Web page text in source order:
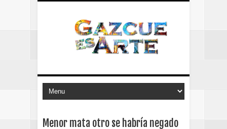
Menor mata otro se habría negado